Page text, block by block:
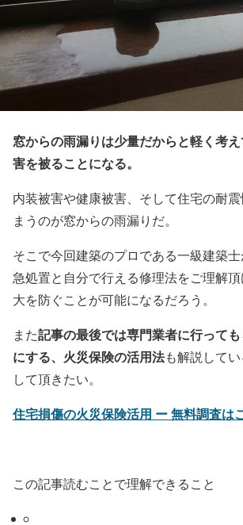
窓からの雨漏りは少量だからと軽く考
害を被ることになる。
内装被害や健康被害、そして住宅の耐
まうのが窓からの雨漏りだ。
そこで今回建築のプロである一級建築
急処置と自分で行える修理法をご理解
大を防ぐことが可能になるだろう。
また記事の最後では専門業者に行って
にする、火災保険の活用法も解説して
して頂きたい。
住宅損傷の火災保険活用 ー 無料調査は
この記事読むことで理解できること